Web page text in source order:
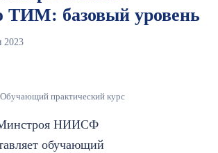
базовый уровень
2023
Обучающий практический курс
Минстроя НИИСФ
обучающий